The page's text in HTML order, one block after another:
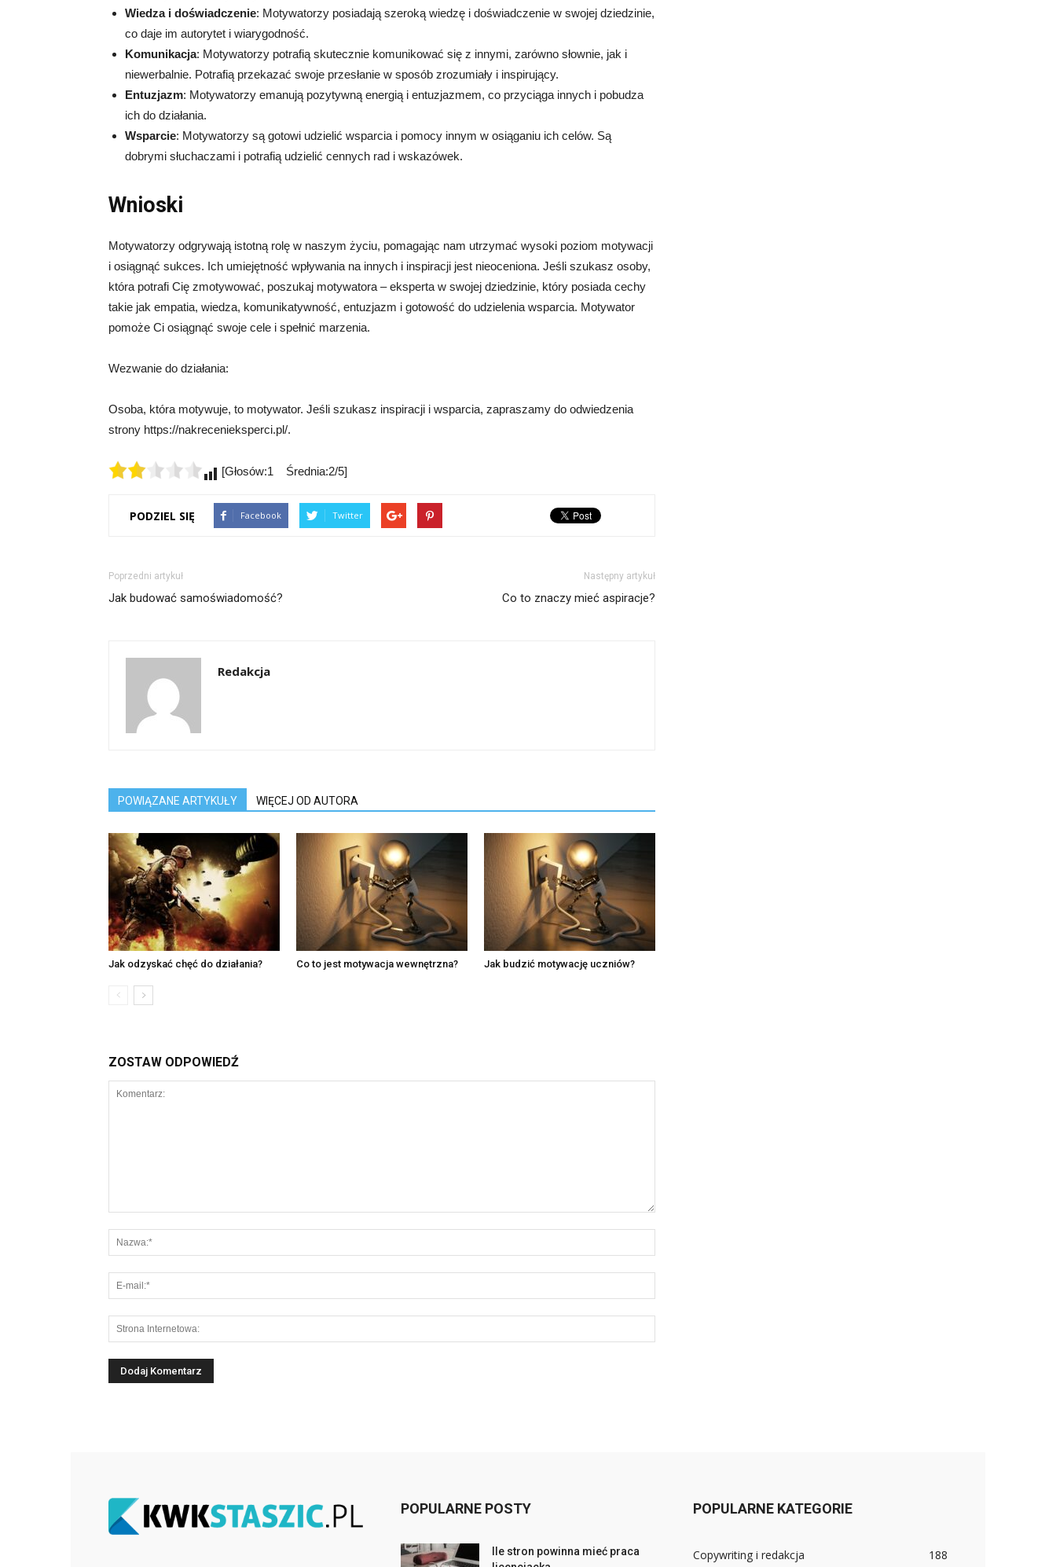
Wiedza i doświadczenie: Motywatorzy posiadają szeroką wiedzę i doświadczenie w swojej dziedzinie,
co daje im autorytet i wiarygodność.
Komunikacja: Motywatorzy potrafią skutecznie komunikować się z innymi, zarówno słownie, jak i
niewerbalnie. Potrafią przekazać swoje przesłanie w sposób zrozumiały i inspirujący.
Entuzjazm: Motywatorzy emanują pozytywną energią i entuzjazmem, co przyciąga innych i pobudza
ich do działania.
Wsparcie: Motywatorzy są gotowi udzielić wsparcia i pomocy innym w osiąganiu ich celów. Są
dobrymi słuchaczami i potrafią udzielić cennych rad i wskazówek.
Wnioski
Motywatorzy odgrywają istotną rolę w naszym życiu, pomagając nam utrzymać wysoki poziom motywacji
i osiągnąć sukces. Ich umiejętność wpływania na innych i inspiracji jest nieoceniona. Jeśli szukasz osoby,
która potrafi Cię zmotywować, poszukaj motywatora – eksperta w swojej dziedzinie, który posiada cechy
takie jak empatia, wiedza, komunikatywność, entuzjazm i gotowość do udzielenia wsparcia. Motywator
pomoże Ci osiągnąć swoje cele i spełnić marzenia.
Wezwanie do działania:
Osoba, która motywuje, to motywator. Jeśli szukasz inspiracji i wsparcia, zapraszamy do odwiedzenia
strony https://nakrecenieksperci.pl/.
[Głosów:1 Średnia:2/5]
PODZIEL SIĘ Facebook Twitter
Poprzedni artykuł
Jak budować samoświadomość?
Następny artykuł
Co to znaczy mieć aspiracje?
Redakcja
POWIĄZANE ARTYKUŁY WIĘCEJ OD AUTORA
Jak odzyskać chęć do działania? Co to jest motywacja wewnętrzna? Jak budzić motywację uczniów?
ZOSTAW ODPOWIEDŹ
POPULARNE POSTY
Ile stron powinna mieć praca
POPULARNE KATEGORIE
Copywriting i redakcja 188